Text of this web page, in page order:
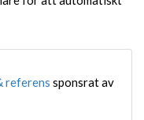
referens sponsrat av